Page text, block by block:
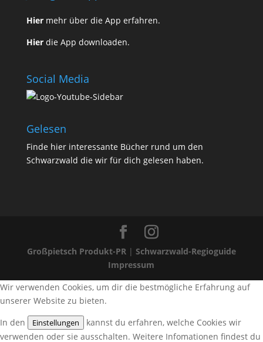
Hiermehr über die App erfahren.
Hierdie App downloaden.
Social Media
Gelesen
Finde hierinteressante Bücher rund um den
Schwarzwald die wir für dich gelesen haben.
Großpietsch Produkt-PR| Schwarzwald-Regioguide
Impressum
Wir verwenden Cookies, um dir die bestmögliche Erfahrung auf
unserer Website zu bieten.
In den
Einstellungen
kannst du erfahren, welche Cookies wir
verwenden oder sie ausschalten. Weitere Infomationen findest du